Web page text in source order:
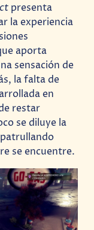
presenta
la experiencia
aporta
sensación de
la falta de
en
restar
se diluye la
se encuentre.